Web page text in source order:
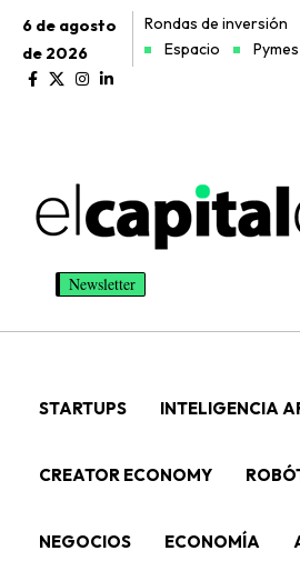
6 de agosto
de 2026
Rondas de inversión
Espacio
Pymes
Newsletter
STARTUPS INTELIGENCIA
CREATOR ECONOMY
NEGOCIOS ECONOMÍA